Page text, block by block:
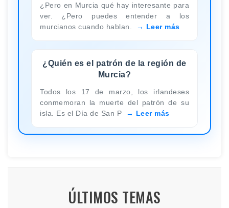
¿Pero en Murcia qué hay interesante para
ver. ¿Pero puedes entender a los
murcianos cuando hablan.
Leer más
¿Quién es el patrón de la región de
Murcia?
Todos los 17 de marzo, los irlandeses
conmemoran la muerte del patrón de su
isla. Es el Día de San P
Leer más
ÚLTIMOS TEMAS